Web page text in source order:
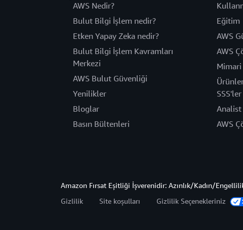
AWS Nedir?
Bulut Bilgi İşlem nedir?
Etken Yapay Zeka nedir?
Bulut Bilgi İşlem Kavramları
Merkezi
AWS Bulut Güvenliği
Yenilikler
Bloglar
Basın Bültenleri
Eğitim
AWS
AWS
SSS'ler
Analist
AWS
Amazon Fırsat Eşitliği İşverenidir: Azınlık/Kadın/
Gizlilik
Site koşulları Gizlilik Seçenekleriniz